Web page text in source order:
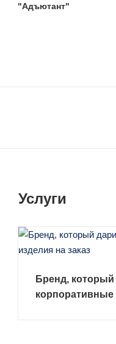
"Адъютант"
Услуги
Бренд,
корпоративные